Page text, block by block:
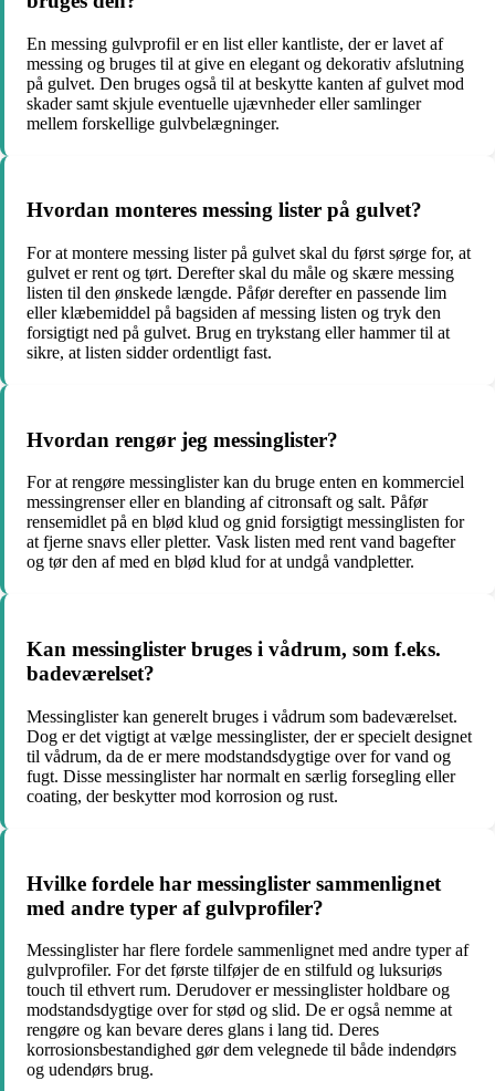
En messing gulvprofil er en list eller kantliste, der er lavet af
messing og bruges til at give en elegant og dekorativ afslutning
på gulvet. Den bruges også til at beskytte kanten af gulvet mod
skader samt skjule eventuelle ujævnheder eller samlinger
mellem forskellige gulvbelægninger.
Hvordan monteres messing lister på gulvet?
For at montere messing lister på gulvet skal du først sørge for, at
gulvet er rent og tørt. Derefter skal du måle og skære messing
listen til den ønskede længde. Påfør derefter en passende lim
eller klæbemiddel på bagsiden af messing listen og tryk den
forsigtigt ned på gulvet. Brug en trykstang eller hammer til at
sikre, at listen sidder ordentligt fast.
Hvordan rengør jeg messinglister?
For at rengøre messinglister kan du bruge enten en kommerciel
messingrenser eller en blanding af citronsaft og salt. Påfør
rensemidlet på en blød klud og gnid forsigtigt messinglisten for
at fjerne snavs eller pletter. Vask listen med rent vand bagefter
og tør den af med en blød klud for at undgå vandpletter.
Kan messinglister bruges i vådrum, som f.eks.
badeværelset?
Messinglister kan generelt bruges i vådrum som badeværelset.
Dog er det vigtigt at vælge messinglister, der er specielt designet
til vådrum, da de er mere modstandsdygtige over for vand og
fugt. Disse messinglister har normalt en særlig forsegling eller
coating, der beskytter mod korrosion og rust.
Hvilke fordele har messinglister sammenlignet
med andre typer af gulvprofiler?
Messinglister har flere fordele sammenlignet med andre typer af
gulvprofiler. For det første tilføjer de en stilfuld og luksuriøs
touch til ethvert rum. Derudover er messinglister holdbare og
modstandsdygtige over for stød og slid. De er også nemme at
rengøre og kan bevare deres glans i lang tid. Deres
korrosionsbestandighed gør dem velegnede til både indendørs
og udendørs brug.